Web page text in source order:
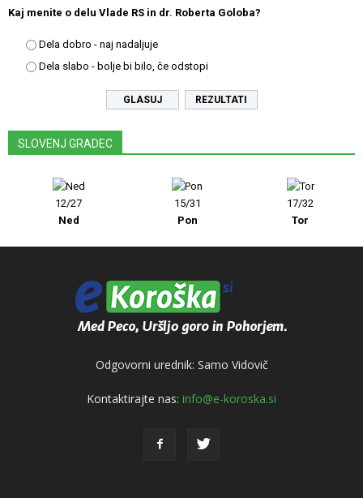
Kaj menite o delu Vlade RS in dr. Roberta Goloba?
Dela dobro - naj nadaljuje
Dela slabo - bolje bi bilo, če odstopi
REZULTATI
SLOVENJ GRADEC
12/27
Ned
15/31
Pon
17/32
Tor
Odgovorni urednik: Samo Vidovič
Kontaktirajte nas: info@e-koroska.si